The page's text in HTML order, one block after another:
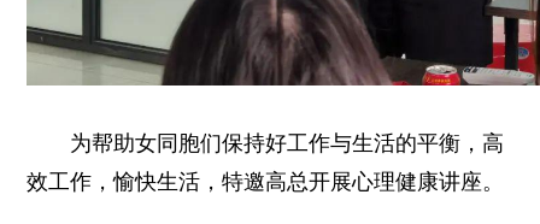
为帮助女同胞们保持好工作与生活的平衡，高
效工作，愉快生活，特邀高总开展心理健康讲座。